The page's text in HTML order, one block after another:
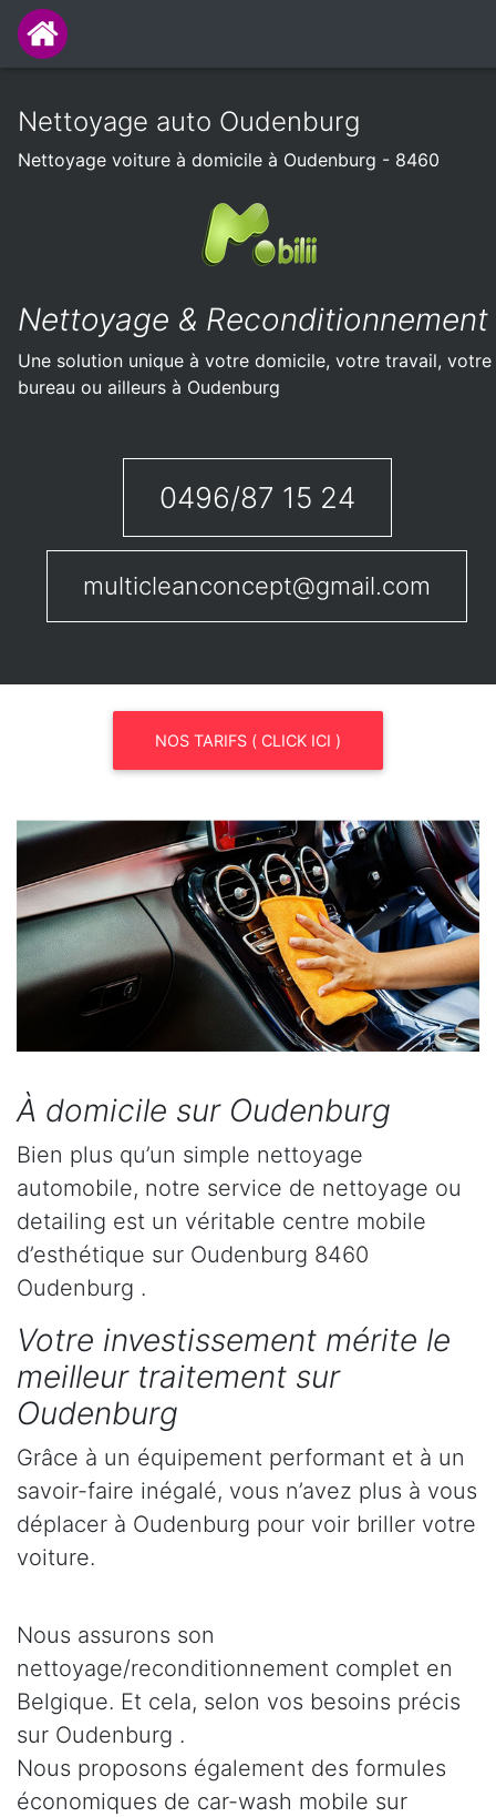
Nettoyage auto Oudenburg
Nettoyage voiture à domicile à Oudenburg - 8460
Nettoyage & Reconditionnement
Une solution unique à votre domicile, votre travail, votre
bureau ou ailleurs à Oudenburg
0496/87 15 24
multicleanconcept@gmail.com
NOS TARIFS ( CLICK ICI )
À domicile sur Oudenburg
Bien plus qu’un simple nettoyage
automobile, notre service de nettoyage ou
detailing est un véritable centre mobile
d’esthétique sur Oudenburg 8460
Oudenburg .
Votre investissement mérite le
meilleur traitement sur
Oudenburg
Grâce à un équipement performant et à un
savoir-faire inégalé, vous n’avez plus à vous
déplacer à Oudenburg pour voir briller votre
voiture.
Nous assurons son
nettoyage/reconditionnement complet en
Belgique. Et cela, selon vos besoins précis
sur Oudenburg .
Nous proposons également des formules
économiques de car-wash mobile sur